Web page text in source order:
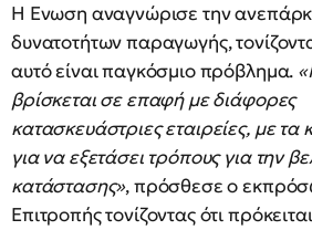
Η Ενωση αναγνώρισε την
δυνατοτήτων παραγωγής,
αυτό είναι παγκόσμιο πρόβλημα.
βρίσκεται σε επαφή με διάφορες
κατασκευάστριες εταιρείες, με τα
για να εξετάσει τρόπους για την
κατάστασης», πρόσθεσε ο
Επιτροπής τονίζοντας ότι